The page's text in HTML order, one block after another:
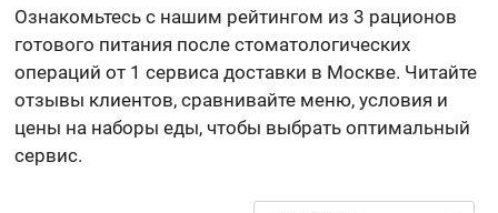
Ознакомьтесь с нашим рейтингом из 3 рационов
готового питания после стоматологических
операций от 1 сервиса доставки в Москве. Читайте
отзывы клиентов, сравнивайте меню, условия и
цены на наборы еды, чтобы выбрать оптимальный
сервис.